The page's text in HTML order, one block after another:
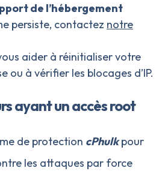
de l’hébergement
persiste, contactez notre
aider à réinitialiser votre
ou à vérifier les blocages d’IP.
ayant un accès root
de protection cPhulkpour
les attaques par force